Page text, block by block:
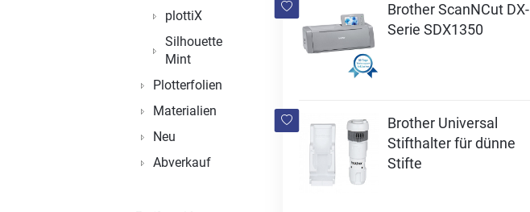
Brother ScanNCut DX-
Serie SDX1350
Brother Universal
Stifthalter für dünne
Stifte
plottiX
Silhouette
Mint
Plotterfolien
Materialien
Neu
Abverkauf